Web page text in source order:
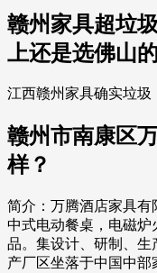
赣州家具超垃
上还是选佛山的
江西赣州家具确实垃圾
赣州市南康区
样？
简介：万腾酒店家具有
中式电动餐桌，电磁
品。集设计、研制、
产厂区坐落于中国中